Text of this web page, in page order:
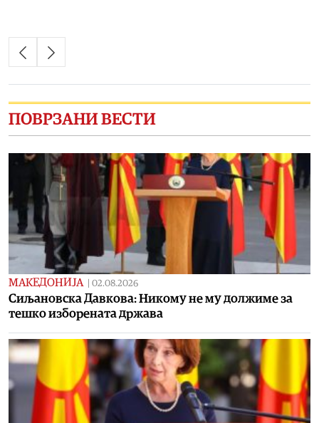
ПОВРЗАНИ ВЕСТИ
МАКЕДОНИЈА 02.08.2026
Сиљановска Давкова: Никому не му должиме за
тешко изборената држава